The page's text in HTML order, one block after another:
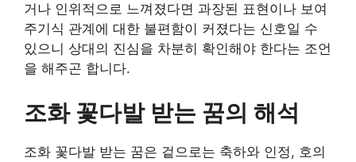
거나 인위적으로 느껴졌다면 과장된 표현이나 보여
주기식 관계에 대한 불편함이 커졌다는 신호일 수
있으니 상대의 진심을 차분히 확인해야 한다는 조언
을 해주곤 합니다.
조화 꽃다발 받는 꿈의 해석
조화 꽃다발 받는 꿈은 겉으로는 축하와 인정, 호의